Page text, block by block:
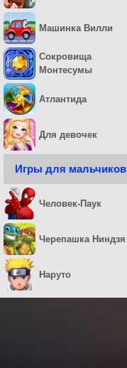
Машинка Вилли
Сокровища
Монтесумы
Атлантида
Для девочек
Игры для мальчиков
Человек-Паук
Черепашка Ниндзя
Наруто